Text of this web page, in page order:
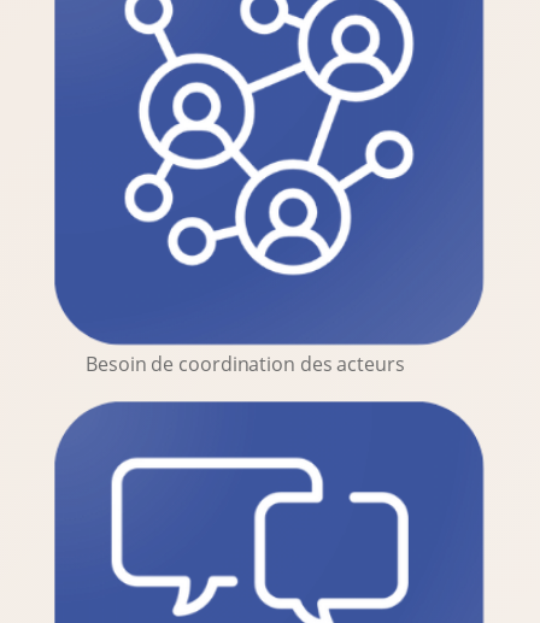
Besoin de coordination des acteurs